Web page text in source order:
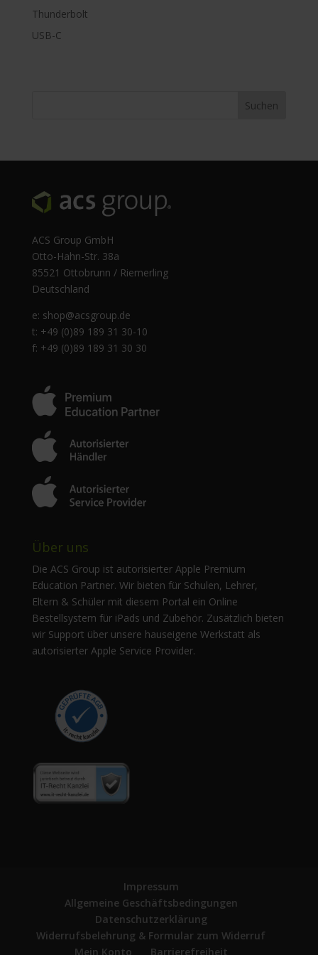
Thunderbolt
USB-C
ACS Group GmbH
Otto-Hahn-Str. 38a
85521 Ottobrunn / Riemerling
Deutschland
e: shop@acsgroup.de
t: +49 (0)89 189 31 30-10
f: +49 (0)89 189 31 30 30
Über uns
Die ACS Group ist autorisierter Apple Premium
Education Partner. Wir bieten für Schulen, Lehrer,
Eltern & Schüler mit diesem Portal ein Online
Bestellsystem für iPads und Zubehör. Zusätzlich bieten
wir Support über unsere hauseigene Werkstatt als
autorisierter Apple Service Provider.
Impressum
Allgemeine Geschäftsbedingungen
Datenschutzerklärung
Widerrufsbelehrung & Formular zum Widerruf
Mein Konto
Barrierefreiheit